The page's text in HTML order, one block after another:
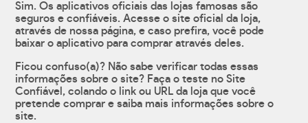
Sim. Os aplicativos oficiais das lojas famosas são
seguros e confiáveis. Acesse o site oficial da loja,
através de nossa página, e caso prefira, você pode
baixar o aplicativo para comprar através deles.
Ficou confuso(a)? Não sabe verificar todas essas
informações sobre o site? Faça o teste no Site
Confiável, colando o link ou URL da loja que você
pretende comprar e saiba mais informações sobre o
site.